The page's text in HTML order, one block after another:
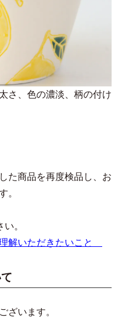
さ、色の濃淡、柄の付け
た商品を再度検品し、お
。
。
解いただきたいこと
ざいます。